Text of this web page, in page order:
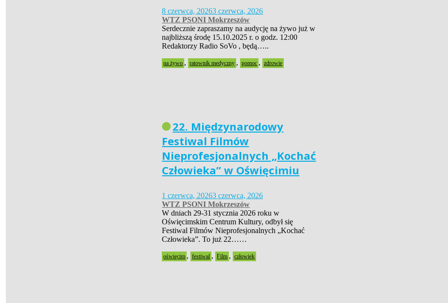
8 czerwca, 20263 czerwca, 2026
WTZ PSONI Mokrzeszów
Serdecznie zapraszamy na audycję na żywo już w
najbliższą środę 15.10.2025 r. o godz. 12:00
Redaktorzy Radio SoVo , będą…..
na żywo , ratownik medyczny , pomoc , zdrowie
22. Międzynarodowy
Festiwal Filmów
Nieprofesjonalnych „Kochać
Człowieka” w Oświęcimiu
1 czerwca, 20263 czerwca, 2026
WTZ PSONI Mokrzeszów
W dniach 29-31 stycznia 2026 roku w
Oświęcimskim Centrum Kultury, odbył się
Festiwal Filmów Nieprofesjonalnych „Kochać
Człowieka”. To już 22……
oświęcim , festiwal , Film , człowiek